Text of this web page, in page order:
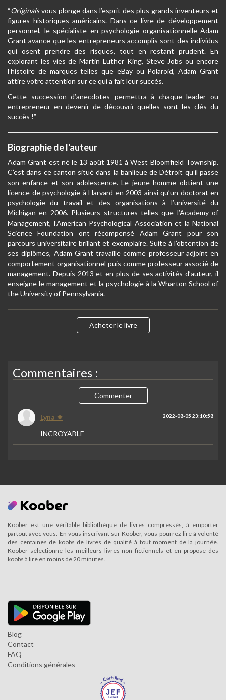
“Originalsvous plonge dans l’esprit des plus grands inventeurs et
figures historiques américains. Dans ce livre de développement
personnel, le spécialiste en psychologie organisationnelle Adam
Grant avance que les entrepreneurs accomplis sont des individus
qui osent prendre des risques, tout en restant prudent. En
explorant les vies de Martin Luther King, Steve Jobs ou encore
l’histoire de marques telles que eBay ou Polaroid, Adam Grant
attire votre attention sur ce qui a fait leur succès.
Cette succession d’anecdotes permettra à chaque leader ou
entrepreneur en devenir de découvrir quelles sont les clés du
succès !”
Biographie de l'auteur
Adam Grant est né le 13 août 1981 à West Bloomfield Township.
C’est dans ce canton situé dans la banlieue de Détroit qu’il passe
son enfance et son adolescence. Le jeune homme obtient une
licence de psychologie à Harvard en 2003 ainsi qu’un doctorat en
psychologie du travail et des organisations à l’université du
Michigan en 2006. Plusieurs structures telles que l’Academy of
Management, l’American Psychological Association et la National
Science Foundation ont récompensé Adam Grant pour son
parcours universitaire brillant et exemplaire. Suite à l’obtention de
ses diplômes, Adam Grant travaille comme professeur adjoint en
comportement organisationnel puis comme professeur associé de
management. Depuis 2013 et en plus de ses activités d’auteur, il
enseigne le management et la psychologie à la Wharton School of
the University of Pennsylvania.
Acheter le livre
Commentaires :
Commenter
Lyna ⚜️ 2022-08-05 23:10:58
INCROYABLE
Koober est une véritable bibliothèque de livres compressés, à emporter
partout avec vous. En vous inscrivant sur Koober, vous pourrez lire à volonté
des centaines de koobs de livres de qualité à tout moment de la journée.
Koober sélectionne les meilleurs livres non fictionnels et en propose des
koobs à lire en moins de 20 minutes.
Blog
Contact
FAQ
Conditions générales